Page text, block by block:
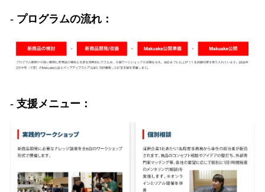
- プログラムの流れ：
- 支援メニュー：